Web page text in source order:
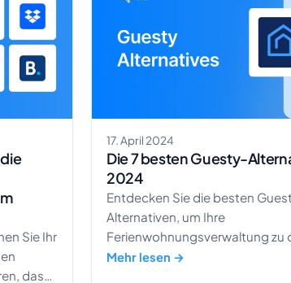
Sie Ihr
das
17. April 2024
Die 7 besten Guesty-
2024
Entdecken Sie die besten
Alternativen, um Ihre
Ferienwohnungsverwaltung zu
und finden Sie die effiziente
Mehr lesen →